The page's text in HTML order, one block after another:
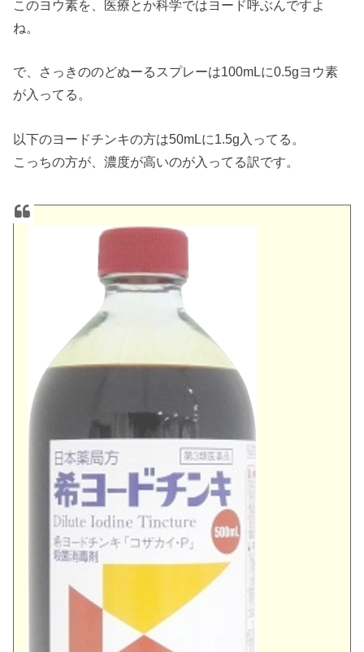
このヨウ素を、医療とか科学ではヨード呼ぶんですよ
ね。
で、さっきののどぬーるスプレーは100mLに0.5gヨウ素
が入ってる。
以下のヨードチンキの方は50mLに1.5g入ってる。
こっちの方が、濃度が高いのが入ってる訳です。